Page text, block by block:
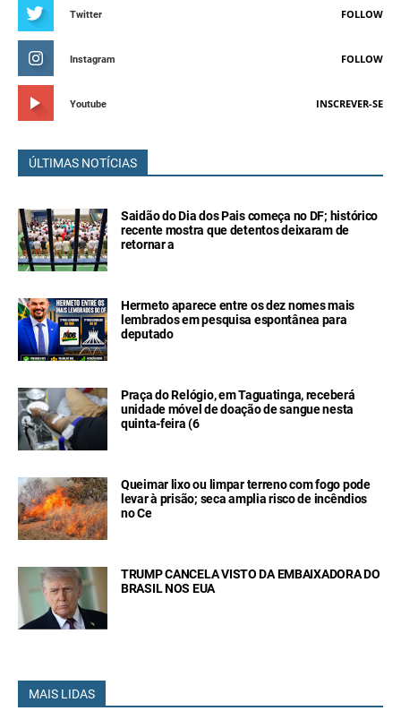
Twitter FOLLOW
Instagram FOLLOW
Youtube INSCREVER-SE
ÚLTIMAS NOTÍCIAS
Saidão do Dia dos Pais começa no DF; histórico
recente mostra que detentos deixaram de
retornar a
Hermeto aparece entre os dez nomes mais
lembrados em pesquisa espontânea para
deputado
Praça do Relógio, em Taguatinga, receberá
unidade móvel de doação de sangue nesta
quinta-feira (6
Queimar lixo ou limpar terreno com fogo pode
levar à prisão; seca amplia risco de incêndios
no Ce
TRUMP CANCELA VISTO DA EMBAIXADORA DO
BRASIL NOS EUA
MAIS LIDAS